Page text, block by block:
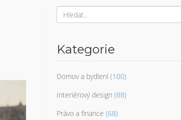
Kategorie
Domov a bydlení (100)
Interiérový design (88)
Právo a finance (68)